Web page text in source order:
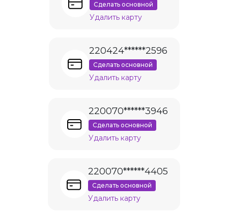
Сделать основной
Удалить карту
220424******2596
Сделать основной
Удалить карту
220070******3946
Сделать основной
Удалить карту
220070******4405
Сделать основной
Удалить карту